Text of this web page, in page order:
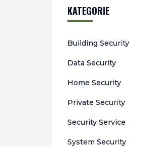
KATEGORIE
Building Security
Data Security
Home Security
Private Security
Security Service
System Security